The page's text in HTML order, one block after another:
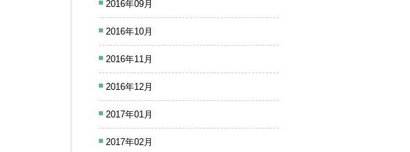
2016年09月
2016年10月
2016年11月
2016年12月
2017年01月
2017年02月